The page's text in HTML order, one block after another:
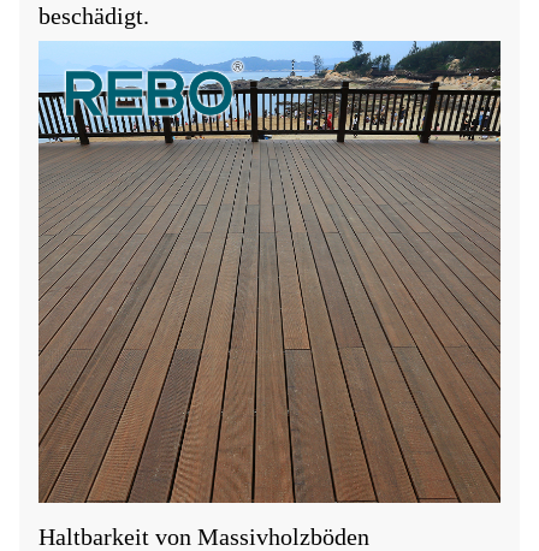
beschädigt.
Haltbarkeit von Massivholzböden